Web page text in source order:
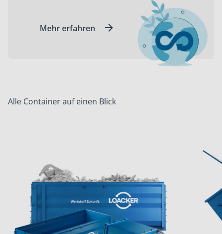
Mehr erfahren
Alle Container auf einen Blick